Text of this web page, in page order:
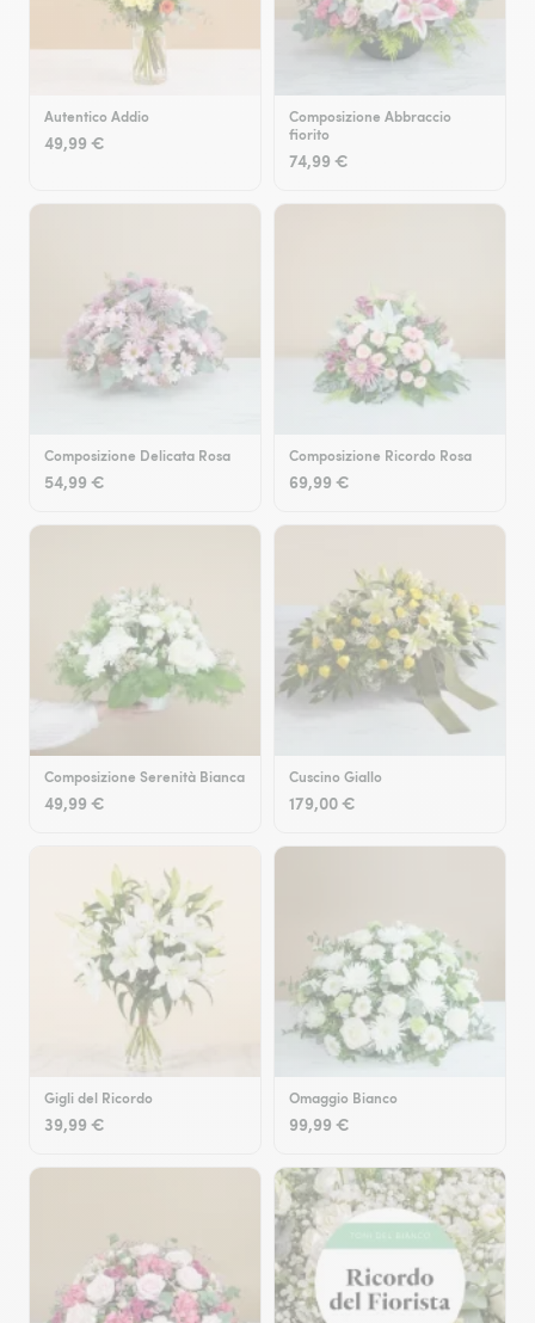
Autentico Addio
49,99 €
Composizione Abbraccio
fiorito
74,99 €
Composizione Delicata Rosa
54,99 €
Composizione Ricordo Rosa
69,99 €
Composizione Serenità Bianca
49,99 €
Cuscino Giallo
179,00 €
Gigli del Ricordo
39,99 €
Omaggio Bianco
99,99 €